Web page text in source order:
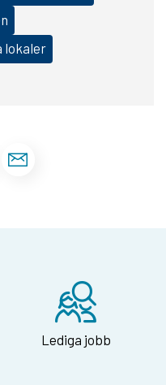
lokaler
Dela sidan på
Lediga jobb